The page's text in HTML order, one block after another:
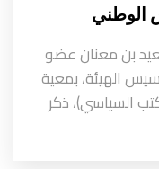
الوطني
بن معنان عضو
الهيئة، بمعية
السياسي)، ذكر